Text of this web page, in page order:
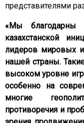
представителями
«Мы благодарны
казахстанской
лидеров мировых
нашей страны.
высоком уровне
особенно на
многие
противоречия и